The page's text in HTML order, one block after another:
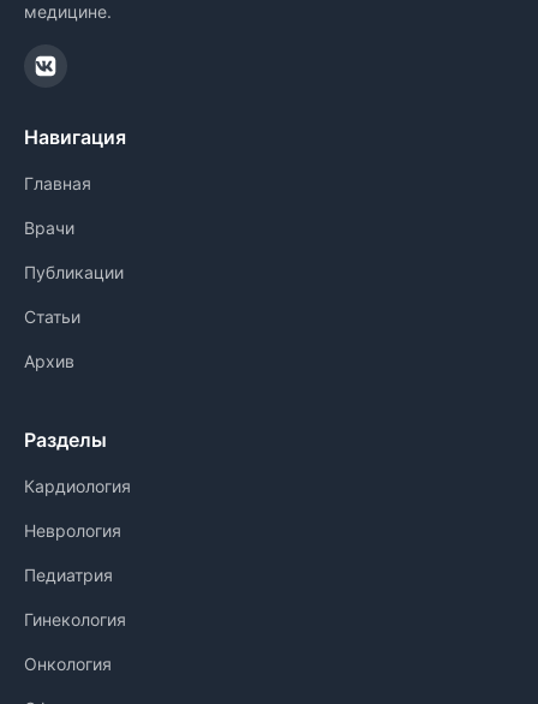
медицине.
Навигация
Главная
Врачи
Публикации
Статьи
Архив
Разделы
Кардиология
Неврология
Педиатрия
Гинекология
Онкология